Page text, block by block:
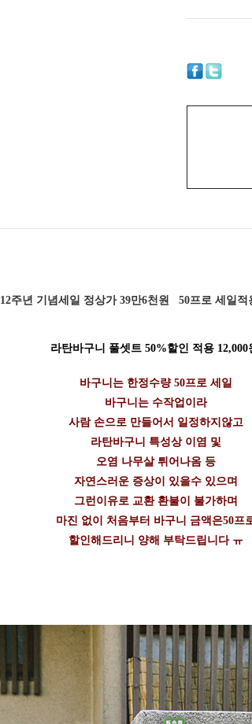
12주년 기념세일 정상가 39만6천원 50프로 세일적
라탄바구니 풀셋트 50%할인 적용 12,000
바구니는 한정수량 50프로 세일
바구니는 수작업이라
사람 손으로 만들어서 일정하지않고
라탄바구니 특성상 이염 및
오염 나무살 튀어나옴 등
자연스러운 증상이 있을수 있으며
그런이유로 교환 환불이 불가하며
마진 없이 처음부터 바구니 금액은50프
할인해드리니 양해 부탁드립니다 ㅠ